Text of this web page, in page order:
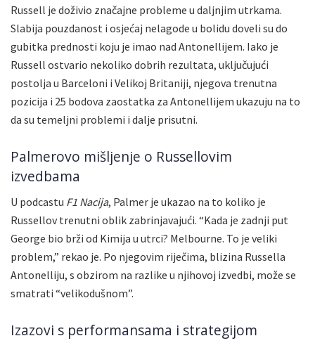
Russell je doživio značajne probleme u daljnjim utrkama.
Slabija pouzdanost i osjećaj nelagode u bolidu doveli su do
gubitka prednosti koju je imao nad Antonellijem. Iako je
Russell ostvario nekoliko dobrih rezultata, uključujući
postolja u Barceloni i Velikoj Britaniji, njegova trenutna
pozicija i 25 bodova zaostatka za Antonellijem ukazuju na to
da su temeljni problemi i dalje prisutni.
Palmerovo mišljenje o Russellovim
izvedbama
U podcastu F1 Nacija, Palmer je ukazao na to koliko je
Russellov trenutni oblik zabrinjavajući. “Kada je zadnji put
George bio brži od Kimija u utrci? Melbourne. To je veliki
problem,” rekao je. Po njegovim riječima, blizina Russella
Antonelliju, s obzirom na razlike u njihovoj izvedbi, može se
smatrati “velikodušnom”.
Izazovi s performansama i strategijom